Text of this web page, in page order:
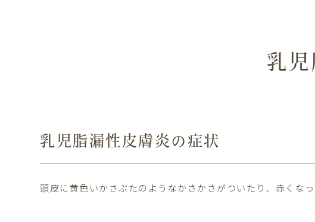
乳
乳児脂漏性皮膚炎の症状
頭皮に黄色いかさぶたのようなかさかさがついたり、赤くな